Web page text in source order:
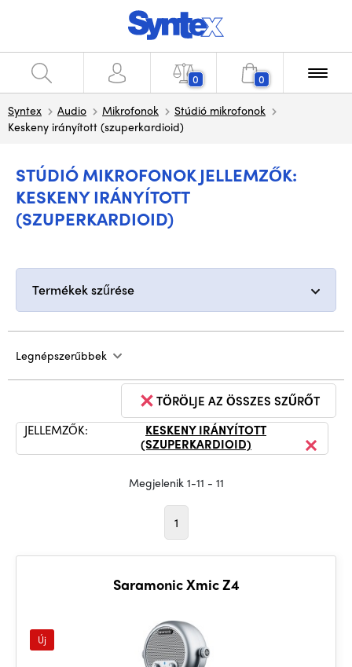
0 0
Syntex Audio Mikrofonok
Stúdió mikrofonok
Keskeny irányított (szuperkardioid)
STÚDIÓ MIKROFONOK JELLEMZŐK:
KESKENY IRÁNYÍTOTT
(SZUPERKARDIOID)
Termékek szűrése
Legnépszerűbbek
TÖRÖLJE AZ ÖSSZES SZŰRŐT
JELLEMZŐK:
KESKENY IRÁNYÍTOTT
(SZUPERKARDIOID)
Megjelenik 1-11 - 11
1
Saramonic Xmic Z4
Új